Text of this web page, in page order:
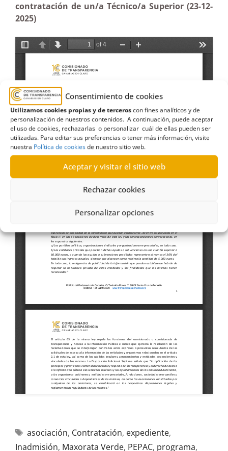
Consentimiento de cookies
Utilizamos cookies propias y de terceroscon fines analíticos y de
personalización de nuestros contenidos. A continuación, puede aceptar
el uso de cookies, rechazarlas o personalizar cuál de ellas pueden ser
utilizadas. Para editar sus preferencias o tener más información, visite
nuestra Política de cookiesde nuestro sitio web.
Aceptar y visitar el sitio web
Rechazar cookies
Personalizar opciones
contratación de un/a Técnico/a Superior (23-12-
2025)
asociación, Contratación, expediente,
Inadmisión, Maxorata Verde, PEPAC, programa,